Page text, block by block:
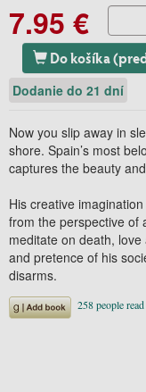
7.95 €
Do
Dodanie do 21 dní
Now you slip away in
shore. Spain’s most
captures the beauty
His creative
from the perspective of
meditate on death,
and pretence of his
disarms.